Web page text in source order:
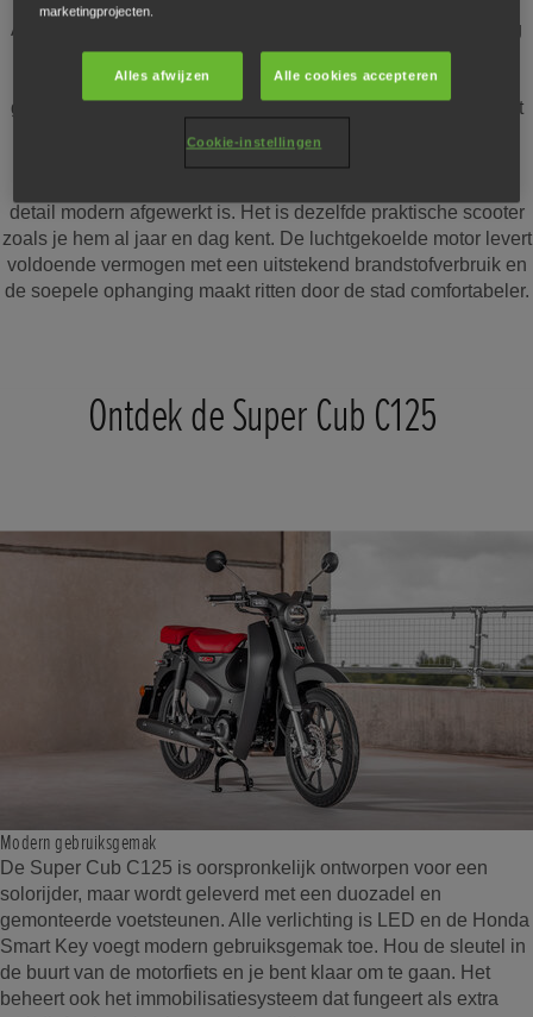
Al meer dan 60 jaar lang zorgt de Super Cub voor eenvoudig
en robuust transport, voor miljoenen mensen over de hele
wereld. Ongevoelig voor trends en met geloofwaardigheid
gestoeld op decennialange betrouwbaarheid legt hij steevast
de lat op vlak van bruikbaarheid, zuinigheid en resolute
detail modern afgewerkt is. Het is dezelfde praktische scooter
zoals je hem al jaar en dag kent. De luchtgekoelde motor levert
voldoende vermogen met een uitstekend brandstofverbruik en
de soepele ophanging maakt ritten door de stad comfortabeler.
Ontdek de Super Cub C125
Modern gebruiksgemak
De Super Cub C125 is oorspronkelijk ontworpen voor een
solorijder, maar wordt geleverd met een duozadel en
gemonteerde voetsteunen. Alle verlichting is LED en de Honda
Smart Key voegt modern gebruiksgemak toe. Hou de sleutel in
de buurt van de motorfiets en je bent klaar om te gaan. Het
beheert ook het immobilisatiesysteem dat fungeert als extra
marketingprojecten.
Alles afwijzen Alle cookies accepteren
Cookie-instellingen